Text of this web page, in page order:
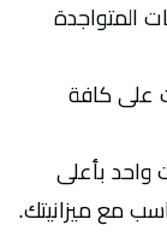
المتواجدة
على كافة
بأعلى
مع ميزانيتك.